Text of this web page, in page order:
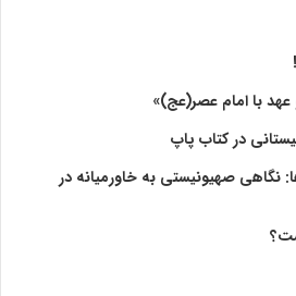
در کتاب پاپ
نگاهی صهیونیستی به خاورمیانه در